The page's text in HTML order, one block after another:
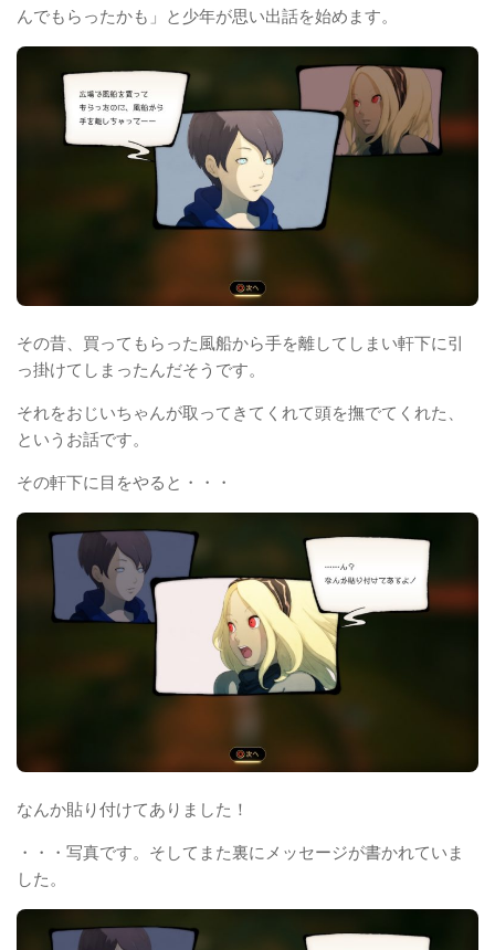
んでもらったかも」と少年が思い出話を始めます。
その昔、買ってもらった風船から手を離してしまい軒下に引
っ掛けてしまったんだそうです。
それをおじいちゃんが取ってきてくれて頭を撫でてくれた、
というお話です。
その軒下に目をやると・・・
なんか貼り付けてありました！
・・・写真です。そしてまた裏にメッセージが書かれていま
した。